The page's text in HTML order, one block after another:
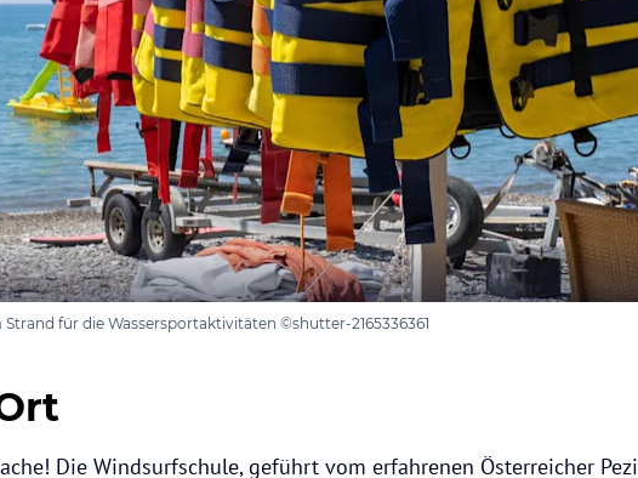
für die Wassersportaktivitäten ©shutter-2165336361
Die Windsurfschule, geführt vom erfahrenen Österreicher Pezi